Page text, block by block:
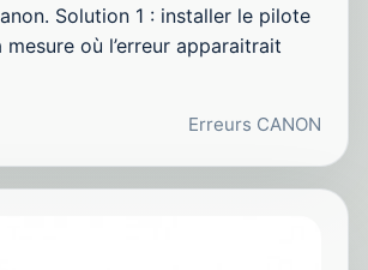
Solution 1 : installer le pilote
mesure où l’erreur apparaitrait
Erreurs CANON